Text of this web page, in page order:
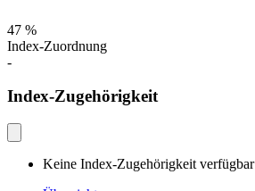
47 %
Index-Zuordnung
-
Index-Zugehörigkeit
Keine Index-Zugehörigkeit verfügbar